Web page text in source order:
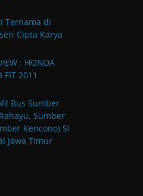
Ternama di
Cipta Karya
: HONDA
FIT 2011
Bus Sumber
Sumber
Kencono) Si
Jawa Timur